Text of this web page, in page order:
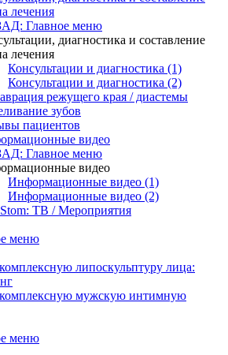
лечения
Главное меню
диагностика и составление
лечения
Консультации и диагностика (1)
Консультации и диагностика (2)
режущего края / диастемы
зубов
пациентов
видео
Главное меню
видео
Информационные видео (1)
Информационные видео (2)
ТВ / Мероприятия
меню
липоскульптуру лица:
мужскую интимную
меню